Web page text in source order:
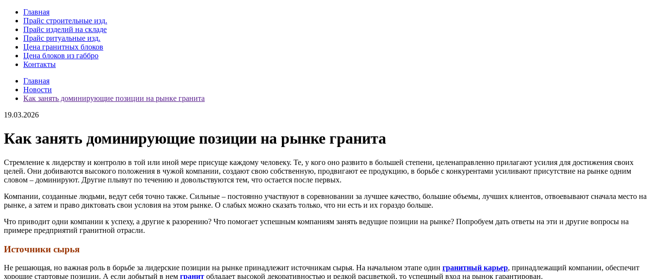
Главная
Прайс строительные изд.
Прайс изделий на складе
Прайс ритуальные изд.
Цена гранитных блоков
Цена блоков из габбро
Контакты
Главная
Новости
Как занять доминирующие позиции на рынке гранита
19.03.2026
Как занять доминирующие позиции на рынке гранита
Стремление к лидерству и контролю в той или иной мере присуще каждому человеку. Те, у кого оно развито в большей степени, целенаправленно прилагают усилия для достижения своих
целей. Они добиваются высокого положения в чужой компании, создают свою собственную, продвигают ее продукцию, в борьбе с конкурентами усиливают присутствие на рынке одним
словом – доминируют. Другие плывут по течению и довольствуются тем, что остается после первых.
Компании, созданные людьми, ведут себя точно также. Сильные – постоянно участвуют в соревновании за лучшее качество, большие объемы, лучших клиентов, отвоевывают сначала место на
рынке, а затем и право диктовать свои условия на этом рынке. О слабых можно сказать только, что ни есть и их гораздо больше.
Что приводит одни компании к успеху, а другие к разорению? Что помогает успешным компаниям занять ведущие позиции на рынке? Попробуем дать ответы на эти и другие вопросы на
примере предприятий гранитной отрасли.
Источники сырья
Не решающая, но важная роль в борьбе за лидерские позиции на рынке принадлежит источникам сырья. На начальном этапе один гранитный карьер, принадлежащий компании, обеспечит
хорошие стартовые позиции. А если добытый в нем гранит обладает высокой декоративностью и редкой расцветкой, то успешный вход на рынок гарантирован.